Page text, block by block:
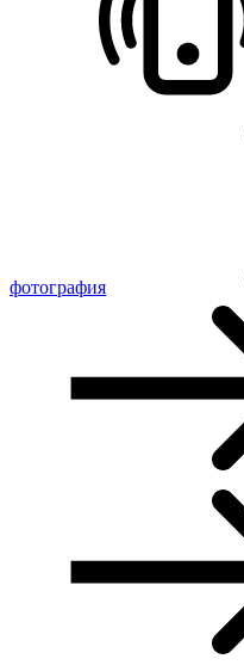
фотография